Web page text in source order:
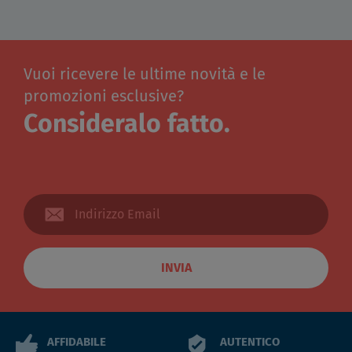
Vuoi ricevere le ultime novità e le
promozioni esclusive?
Consideralo fatto.
INVIA
AFFIDABILE AUTENTICO